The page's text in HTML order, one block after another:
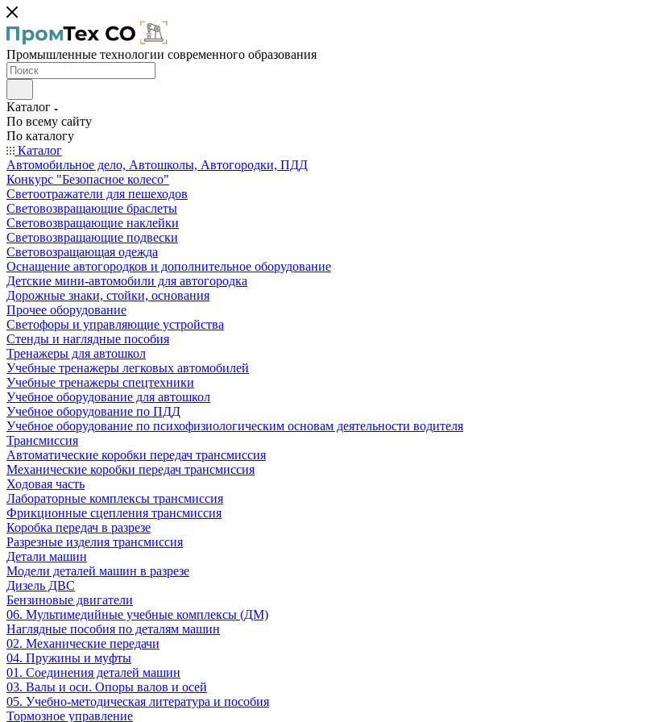
Промышленные технологии современного образования
Каталог
По всему сайту
По каталогу
Каталог
Автомобильное дело, Автошколы, Автогородки, ПДД
Конкурс "Безопасное колесо"
Светоотражатели для пешеходов
Световозвращающие браслеты
Световозвращающие наклейки
Световозвращающие подвески
Световозращающая одежда
Оснащение автогородков и дополнительное оборудование
Детские мини-автомобили для автогородка
Дорожные знаки, стойки, основания
Прочее оборудование
Светофоры и управляющие устройства
Стенды и наглядные пособия
Тренажеры для автошкол
Учебные тренажеры легковых автомобилей
Учебные тренажеры спецтехники
Учебное оборудование для автошкол
Учебное оборудование по ПДД
Учебное оборудование по психофизиологическим основам деятельности водителя
Трансмиссия
Автоматические коробки передач трансмиссия
Механические коробки передач трансмиссия
Ходовая часть
Лабораторные комплексы трансмиссия
Фрикционные сцепления трансмиссия
Коробка передач в разрезе
Разрезные изделия трансмиссия
Детали машин
Модели деталей машин в разрезе
Дизель ДВС
Бензиновые двигатели
06. Мультимедийные учебные комплексы (ДМ)
Наглядные пособия по деталям машин
02. Механические передачи
04. Пружины и муфты
01. Соединения деталей машин
03. Валы и оси. Опоры валов и осей
05. Учебно-методическая литература и пособия
Тормозное управление